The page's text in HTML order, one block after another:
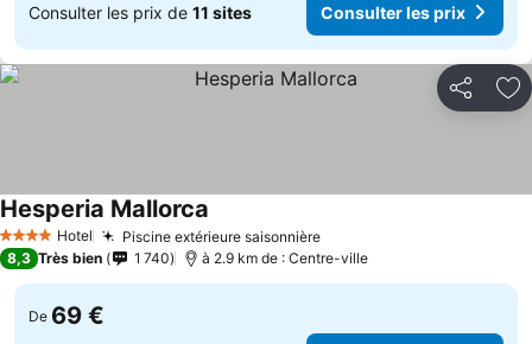
Consulter les prix de 11 sites Consulter les prix
Partager
4 Étoiles Hotel Piscine extérieure saisonnière
Hesperia Mallorca
8,3 Très bien 1 740 à 2.9 km de : Centre-ville
De 69 €